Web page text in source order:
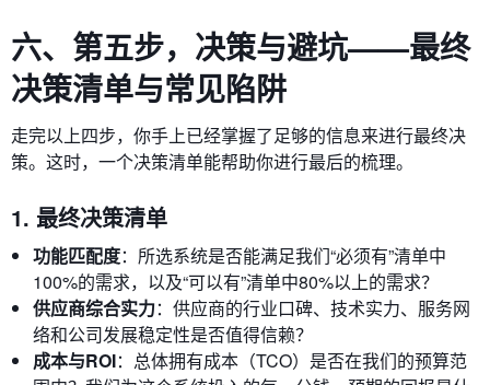
六、第五步，决策与避坑——最终
决策清单与常见陷阱
走完以上四步，你手上已经掌握了足够的信息来进行最终决
策。这时，一个决策清单能帮助你进行最后的梳理。
1. 最终决策清单
功能匹配度：所选系统是否能满足我们“必须有”清单中
100%的需求，以及“可以有”清单中80%以上的需求？
供应商综合实力：供应商的行业口碑、技术实力、服务网
络和公司发展稳定性是否值得信赖？
成本与ROI：总体拥有成本（TCO）是否在我们的预算范